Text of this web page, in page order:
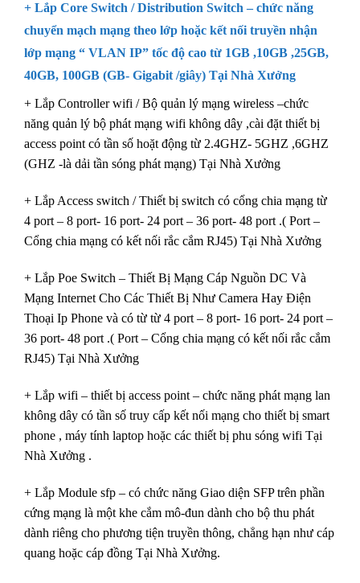
+ Lắp Core Switch / Distribution Switch – chức năng
chuyển mạch mạng theo lớp hoặc kết nối truyền nhận
lớp mạng “ VLAN IP” tốc độ cao từ 1GB ,10GB ,25GB,
40GB, 100GB (GB- Gigabit /giây) Tại Nhà Xưởng
+ Lắp Controller wifi / Bộ quản lý mạng wireless –chức
năng quản lý bộ phát mạng wifi không dây ,cài đặt thiết bị
access point có tần số hoặt động từ 2.4GHZ- 5GHZ ,6GHZ
(GHZ -là dải tần sóng phát mạng) Tại Nhà Xưởng
+ Lắp Access switch / Thiết bị switch có cổng chia mạng từ
4 port – 8 port- 16 port- 24 port – 36 port- 48 port .( Port –
Cổng chia mạng có kết nối rắc cắm RJ45) Tại Nhà Xưởng
+ Lắp Poe Switch – Thiết Bị Mạng Cáp Nguồn DC Và
Mạng Internet Cho Các Thiết Bị Như Camera Hay Điện
Thoại Ip Phone và có từ từ 4 port – 8 port- 16 port- 24 port –
36 port- 48 port .( Port – Cổng chia mạng có kết nối rắc cắm
RJ45) Tại Nhà Xưởng
+ Lắp wifi – thiết bị access point – chức năng phát mạng lan
không dây có tần số truy cấp kết nối mạng cho thiết bị smart
phone , máy tính laptop hoặc các thiết bị phu sóng wifi Tại
Nhà Xưởng .
+ Lắp Module sfp – có chức năng Giao diện SFP trên phần
cứng mạng là một khe cắm mô-đun dành cho bộ thu phát
dành riêng cho phương tiện truyền thông, chẳng hạn như cáp
quang hoặc cáp đồng Tại Nhà Xưởng.